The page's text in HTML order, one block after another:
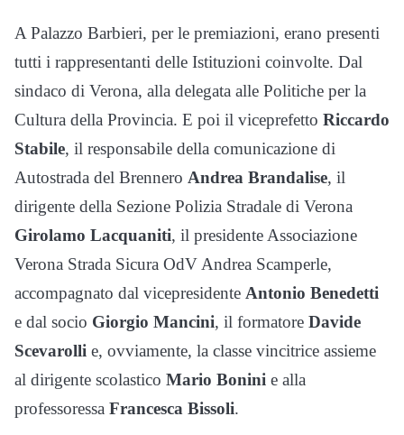
A Palazzo Barbieri, per le premiazioni, erano presenti
tutti i rappresentanti delle Istituzioni coinvolte. Dal
sindaco di Verona, alla delegata alle Politiche per la
Cultura della Provincia. E poi il viceprefetto Riccardo
Stabile, il responsabile della comunicazione di
Autostrada del Brennero Andrea Brandalise, il
dirigente della Sezione Polizia Stradale di Verona
Girolamo Lacquaniti, il presidente Associazione
Verona Strada Sicura OdV Andrea Scamperle,
accompagnato dal vicepresidente Antonio Benedetti
e dal socio Giorgio Mancini, il formatore Davide
Scevarolli e, ovviamente, la classe vincitrice assieme
al dirigente scolastico Mario Bonini e alla
professoressa Francesca Bissoli.